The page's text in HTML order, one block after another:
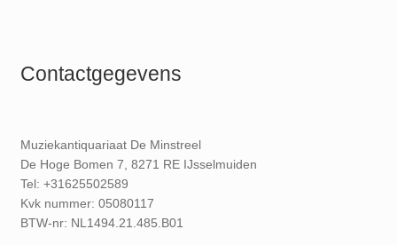
Contactgegevens
Muziekantiquariaat De Minstreel
De Hoge Bomen 7, 8271 RE IJsselmuiden
Tel: +31625502589
Kvk nummer: 05080117
BTW-nr: NL1494.21.485.B01